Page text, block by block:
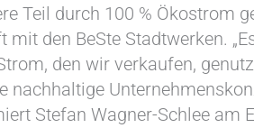
Teil durch 100 % Ökostrom
den BeSte Stadtwerken.
den wir verkaufen,
nachhaltige
Stefan Wagner-Schlee am